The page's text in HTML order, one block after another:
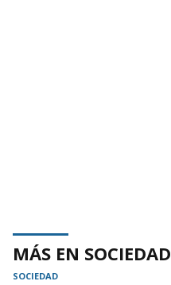
MÁS EN SOCIEDAD
SOCIEDAD